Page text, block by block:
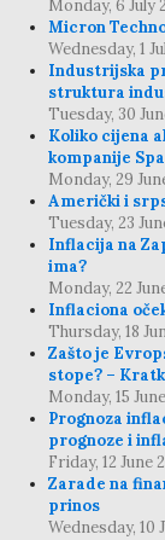
Monday, 6 July
Micron
Wednesday, 1
Industrijska
struktura
Tuesday, 30
Koliko cijena
kompanije
Monday, 29
Američki i
Tuesday, 23
Inflacija na
ima?
Monday, 22
Inflaciona
Thursday, 18
Zašto je
stope? –
Monday, 15
Prognoza
prognoze i
Friday, 12 June
Zarade na
prinos
Wednesday, 10